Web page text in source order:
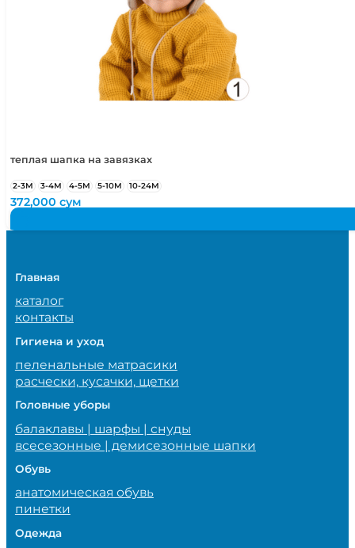
теплая шапка на завязках
2-3М 3-4М 4-5М 5-10М 10-24М
372,000сум
Главная
каталог
контакты
Гигиена и уход
пеленальные матрасики
расчески, кусачки, щетки
Головные уборы
балаклавы | шарфы | снуды
всесезонные | демисезонные шапки
Обувь
анатомическая обувь
пинетки
Одежда